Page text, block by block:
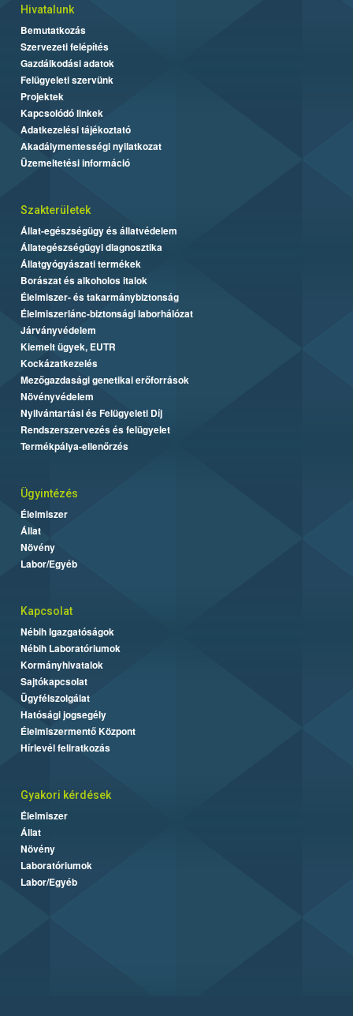
Hivatalunk
Bemutatkozás
Szervezeti felépítés
Gazdálkodási adatok
Felügyeleti szervünk
Projektek
Kapcsolódó linkek
Adatkezelési tájékoztató
Akadálymentességi nyilatkozat
Üzemeltetési információ
Szakterületek
Állat-egészségügy és állatvédelem
Állategészségügyi diagnosztika
Állatgyógyászati termékek
Borászat és alkoholos italok
Élelmiszer- és takarmánybiztonság
Élelmiszerlánc-biztonsági laborhálózat
Járványvédelem
Kiemelt ügyek, EUTR
Kockázatkezelés
Mezőgazdasági genetikai erőforrások
Növényvédelem
Nyilvántartási és Felügyeleti Díj
Rendszerszervezés és felügyelet
Termékpálya-ellenőrzés
Ügyintézés
Élelmiszer
Állat
Növény
Labor/Egyéb
Kapcsolat
Nébih Igazgatóságok
Nébih Laboratóriumok
Kormányhivatalok
Sajtókapcsolat
Ügyfélszolgálat
Hatósági jogsegély
Élelmiszermentő Központ
Hírlevél feliratkozás
Gyakori kérdések
Élelmiszer
Állat
Növény
Laboratóriumok
Labor/Egyéb